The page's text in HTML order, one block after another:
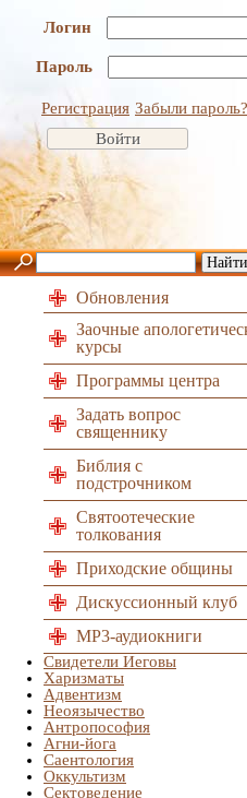
Логин
Пароль
Регистрация Забыли пароль?
Обновления
Заочные
курсы
Программы центра
Задать вопрос
священнику
Библия с
подстрочником
Святоотеческие
толкования
Приходские общины
Дискуссионный клуб
MP3-аудиокниги
Свидетели Иеговы
Харизматы
Адвентизм
Неоязычество
Антропософия
Агни-йога
Саентология
Оккультизм
Сектоведение